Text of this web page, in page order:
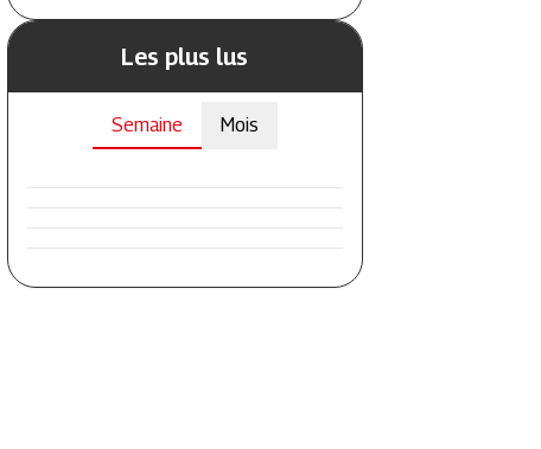
Les plus lus
Semaine Mois